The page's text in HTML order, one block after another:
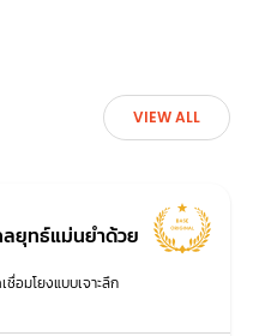
VIEW ALL
ยุทธ์แม่นยำด้วย
อมโยงแบบเจาะลึก